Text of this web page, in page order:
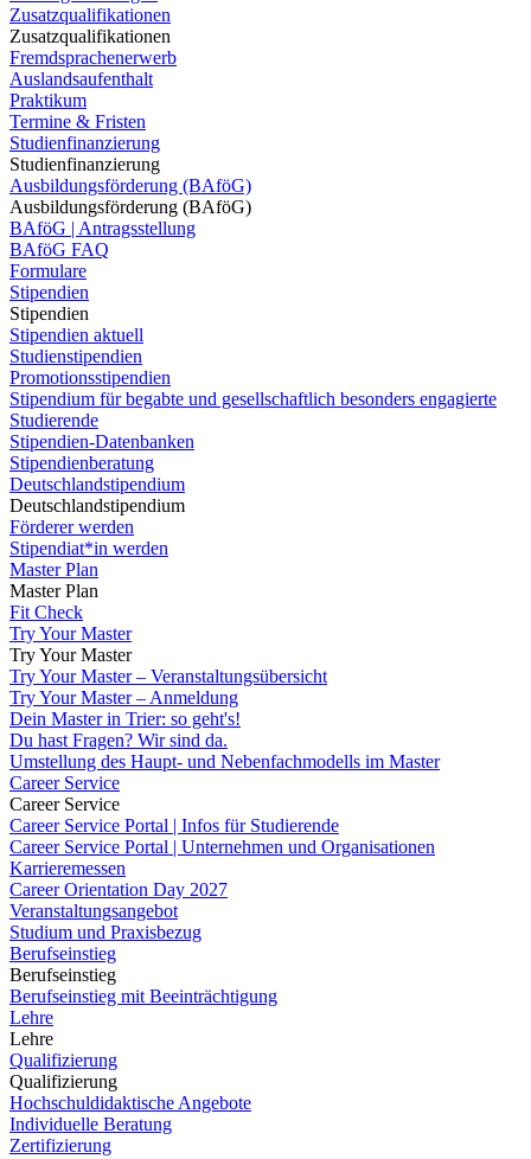
Zusatzqualifikationen
Zusatzqualifikationen
Fremdsprachenerwerb
Auslandsaufenthalt
Praktikum
Termine & Fristen
Studienfinanzierung
Studienfinanzierung
Ausbildungsförderung (BAföG)
Ausbildungsförderung (BAföG)
BAföG | Antragsstellung
BAföG FAQ
Formulare
Stipendien
Stipendien
Stipendien aktuell
Studienstipendien
Promotionsstipendien
Stipendium für begabte und gesellschaftlich besonders engagierte
Studierende
Stipendien-Datenbanken
Stipendienberatung
Deutschlandstipendium
Deutschlandstipendium
Förderer werden
Stipendiat*in werden
Master Plan
Master Plan
Fit Check
Try Your Master
Try Your Master
Try Your Master – Veranstaltungsübersicht
Try Your Master – Anmeldung
Dein Master in Trier: so geht's!
Du hast Fragen? Wir sind da.
Umstellung des Haupt- und Nebenfachmodells im Master
Career Service
Career Service
Career Service Portal | Infos für Studierende
Career Service Portal | Unternehmen und Organisationen
Karrieremessen
Career Orientation Day 2027
Veranstaltungsangebot
Studium und Praxisbezug
Berufseinstieg
Berufseinstieg
Berufseinstieg mit Beeinträchtigung
Lehre
Lehre
Qualifizierung
Qualifizierung
Hochschuldidaktische Angebote
Individuelle Beratung
Zertifizierung